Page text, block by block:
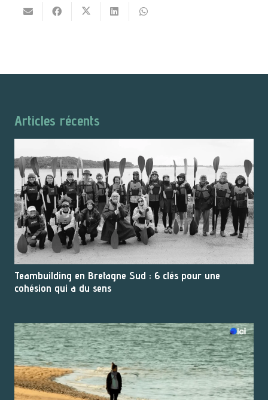
Articles récents
Teambuilding en Bretagne Sud : 6 clés pour une
cohésion qui a du sens